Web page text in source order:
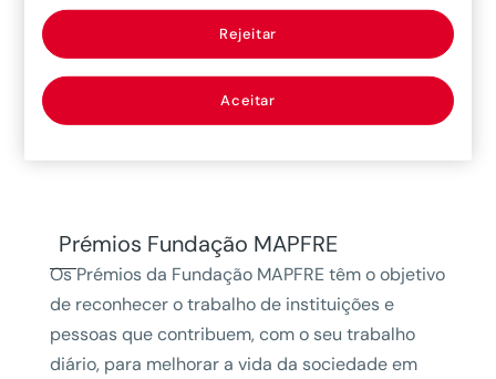
oportunidades (a 1.ª fase da candidatura
terminou a 17-04-2020).
Saiba Mais
Prémios Fundação MAPFRE
Os Prémios da Fundação MAPFRE têm o objetivo
de reconhecer o trabalho de instituições e
pessoas que contribuem, com o seu trabalho
diário, para melhorar a vida da sociedade em
Rejeitar
Aceitar